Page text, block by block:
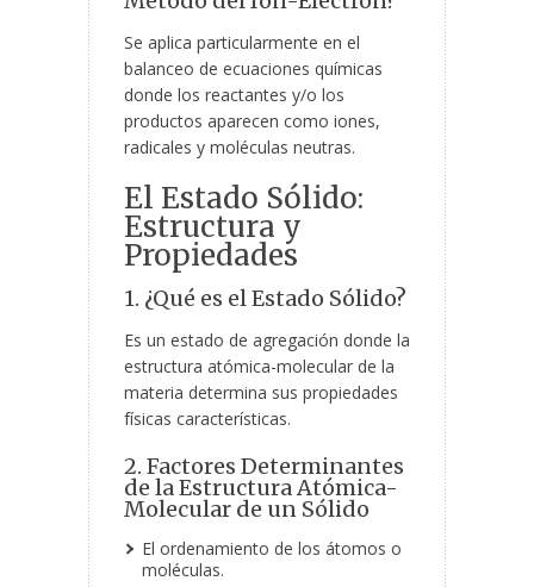
Se aplica particularmente en el
balanceo de ecuaciones químicas
donde los reactantes y/o los
productos aparecen como iones,
radicales y moléculas neutras.
El Estado Sólido:
Estructura y
Propiedades
1. ¿Qué es el Estado Sólido?
Es un estado de agregación donde la
estructura atómica-molecular de la
materia determina sus propiedades
físicas características.
2. Factores Determinantes
de la Estructura Atómica-
Molecular de un Sólido
El ordenamiento de los átomos o
moléculas.